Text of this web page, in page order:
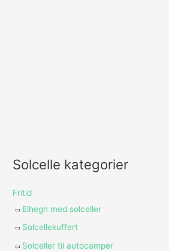
Solcelle kategorier
Fritid
Elhegn med solceller
Solcellekuffert
Solceller til autocamper